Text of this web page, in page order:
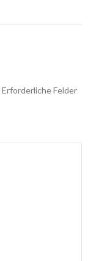
Erforderliche Felder